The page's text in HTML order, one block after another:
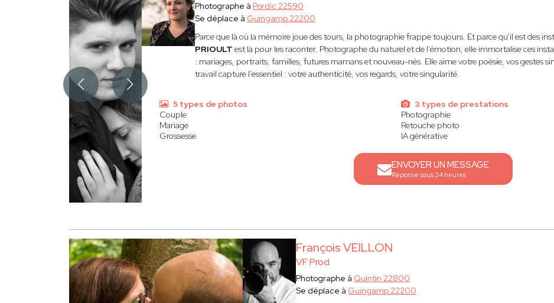
Photographe à Pordic 22590
Se déplace à Guingamp 22200
Parce que là où la mémoire joue des tours, la photographie frappe toujours. Et parce qu'il est des
PRIOULTest là pour les raconter. Photographe du naturel et de l’émotion, elle immortalise ces
: mariages, portraits, familles, futures mamans et nouveau-nés. Elle aime votre poésie, vos gestes
travail capture l’essentiel : votre authenticité, vos regards, votre singularité.
5 types de photos
Couple
Mariage
Grossesse
3 types de prestations
Photographie
Retouche photo
IA générative
ENVOYER UN MESSAGE
Réponse sous 24 heures
François VEILLON
VF Prod
Photographe à Quintin 22800
Se déplace à Guingamp 22200